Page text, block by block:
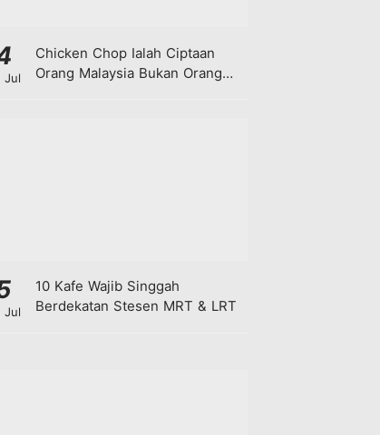
Jul
Chicken Chop Ialah Ciptaan
Orang Malaysia Bukan Orang
Jul
10 Kafe Wajib Singgah
Berdekatan Stesen MRT & LRT